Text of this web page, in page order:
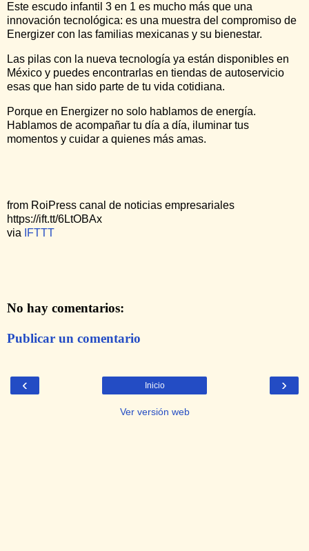
Este escudo infantil 3 en 1 es mucho más que una
innovación tecnológica: es una muestra del compromiso de
Energizer con las familias mexicanas y su bienestar.
Las pilas con la nueva tecnología ya están disponibles en
México y puedes encontrarlas en tiendas de autoservicio
esas que han sido parte de tu vida cotidiana.
Porque en Energizer no solo hablamos de energía.
Hablamos de acompañar tu día a día, iluminar tus
momentos y cuidar a quienes más amas.
from RoiPress canal de noticias empresariales
https://ift.tt/6LtOBAx
via
IFTTT
No hay comentarios:
Publicar un comentario
‹ ›
Inicio
Ver versión web